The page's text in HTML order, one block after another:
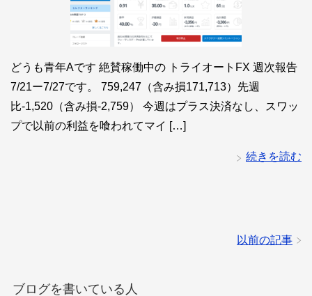
どうも青年Aです 絶賛稼働中の トライオートFX 週次報告
7/21ー7/27です。 759,247（含み損171,713）先週
比-1,520（含み損-2,759） 今週はプラス決済なし、スワッ
プで以前の利益を喰われてマイ […]
続きを読む
以前の記事
ブログを書いている人